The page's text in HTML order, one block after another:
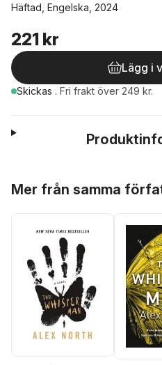
Häftad, Engelska, 2024
221 kr
Lägg i
Skickas . Fri frakt över 249 kr.
Mer från samma